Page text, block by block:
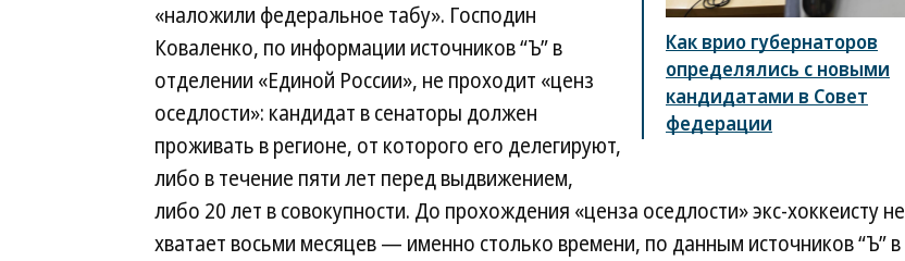
Как врио губернаторов
определялись с новыми
кандидатами в Совет
федерации
«наложили федеральное табу». Господин
Коваленко, по информации источников “Ъ” в
отделении «Единой России», не проходит «ценз
оседлости»: кандидат в сенаторы должен
проживать в регионе, от которого его делегируют,
либо в течение пяти лет перед выдвижением,
либо 20 лет в совокупности. До прохождения «ценза оседлости» экс-хоккеисту не
хватает восьми месяцев — именно столько времени, по данным источников “Ъ” в